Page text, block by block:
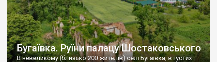
Бугаївка. Руїни палацу Шостаковського
В невеликому (близько 200 жителів) селі Бугаївка, в густих